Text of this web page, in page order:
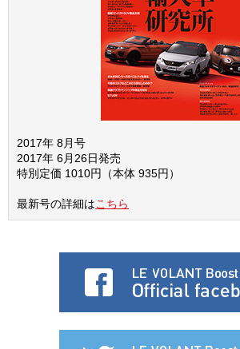
2017年 8月号
2017年 6月26日発売
特別定価 1010円（本体 935円）
最新号の詳細はこちら